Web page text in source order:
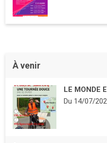
À venir
LE MONDE
Du 14/07/